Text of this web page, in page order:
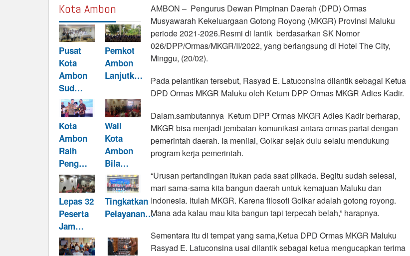
Kota Ambon
Pusat
Kota
Ambon
Sud…
Pemkot
Ambon
Lanjutk…
Kota
Ambon
Raih
Peng…
Wali
Kota
Ambon
Bila…
Lepas 32
Peserta
Jam…
Tingkatkan
Pelayanan…
AMBON – Pengurus Dewan Pimpinan Daerah (DPD) Ormas
Musyawarah Kekeluargaan Gotong Royong (MKGR) Provinsi Maluku
periode 2021-2026.Resmi di lantik berdasarkan SK Nomor
026/DPP/Ormas/MKGR/II/2022, yang berlangsung di Hotel The City,
Minggu, (20/02).
Pada pelantikan tersebut, Rasyad E. Latuconsina dilantik sebagai Ketua
DPD Ormas MKGR Maluku oleh Ketum DPP Ormas MKGR Adies Kadir.
Dalam.sambutannya Ketum DPP Ormas MKGR Adies Kadir berharap,
MKGR bisa menjadi jembatan komunikasi antara ormas partai dengan
pemerintah daerah. Ia menilai, Golkar sejak dulu selalu mendukung
program kerja pemerintah.
“Urusan pertandingan itukan pada saat pilkada. Begitu sudah selesai,
mari sama-sama kita bangun daerah untuk kemajuan Maluku dan
Indonesia. Itulah MKGR. Karena filosofi Golkar adalah gotong royong.
Mana ada kalau mau kita bangun tapi terpecah belah,” harapnya.
Sementara itu di tempat yang sama,Ketua DPD Ormas MKGR Maluku
Rasyad E. Latuconsina usai dilantik sebagai ketua mengucapkan terima